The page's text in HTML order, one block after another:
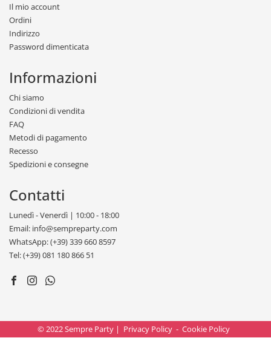
Il mio account
Ordini
Indirizzo
Password dimenticata
Informazioni
Chi siamo
Condizioni di vendita
FAQ
Metodi di pagamento
Recesso
Spedizioni e consegne
Contatti
Lunedì - Venerdì | 10:00 - 18:00
Email: info@sempreparty.com
WhatsApp: (+39) 339 660 8597
Tel: (+39) 081 180 866 51
© 2022 Sempre Party | Privacy Policy - Cookie Policy